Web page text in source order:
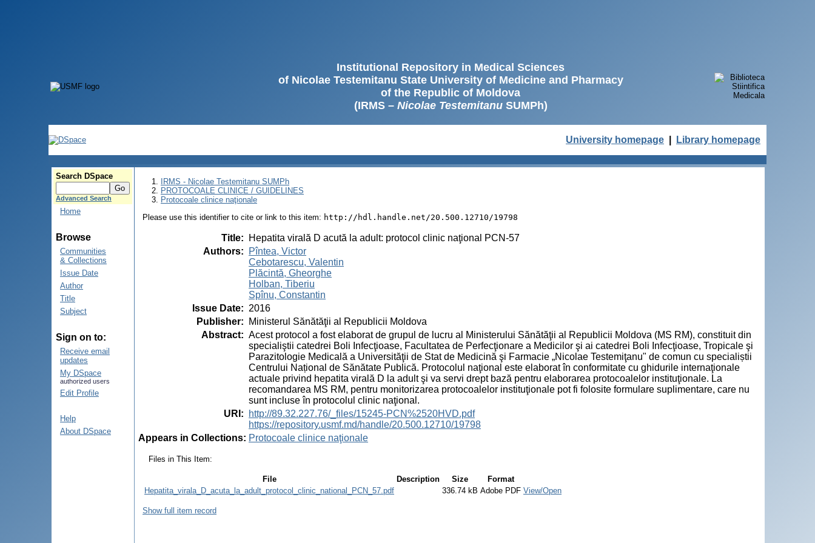
Institutional Repository in Medical Sciences
of Nicolae Testemitanu State University of Medicine and Pharmacy
of the Republic of Moldova
(IRMS – Nicolae TestemitanuSUMPh)
University homepage Library homepage
Search DSpace
Advanced Search
Home
Browse
Communities
& Collections
Issue Date
Author
Title
Subject
Sign on to:
Receive email
updates
My DSpace
authorized users
Edit Profile
Help
About DSpace
IRMS - Nicolae Testemitanu SUMPh
PROTOCOALE CLINICE / GUIDELINES
Protocoale clinice naţionale
Please use this identifier to cite or link to this item: http://hdl.handle.net/20.500.12710/19798
Title:
Hepatita virală D acută la adult: protocol clinic naţional PCN-57
Authors:
Pîntea, Victor
Cebotarescu, Valentin
Plăcintă, Gheorghe
Holban, Tiberiu
Spînu, Constantin
Issue Date: 2016
Publisher:
Ministerul Sănătăţii al Republicii Moldova
Abstract: Acest protocol a fost elaborat de grupul de lucru al Ministerului Sănătăţii al Republicii Moldova (MS RM), constituit din
specialiştii catedrei Boli Infecţioase, Facultatea de Perfecţionare a Medicilor şi ai catedrei Boli Infecţioase, Tropicale şi
Parazitologie Medicală a Universităţii de Stat de Medicină şi Farmacie „Nicolae Testemiţanu" de comun cu specialiștii
Centrului Național de Sănătate Publică. Protocolul naţional este elaborat în conformitate cu ghidurile internaţionale
actuale privind hepatita virală D la adult şi va servi drept bază pentru elaborarea protocoalelor instituţionale. La
recomandarea MS RM, pentru monitorizarea protocoalelor instituţionale pot fi folosite formulare suplimentare, care nu
sunt incluse în protocolul clinic naţional.
URI :
http://89.32.227.76/_files/15245-PCN%2520HVD.pdf
https://repository.usmf.md/handle/20.500.12710/19798
Appears in Collections: Protocoale clinice naţionale
Files in This Item:
File Description Size
Format
Hepatita_virala_D_acuta_la_adult_protocol_clinic_national_PCN_57.pdf
336.74 kB Adobe PDF View/Open
Show full item record